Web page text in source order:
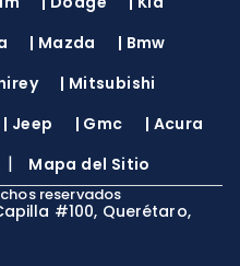
| Mazda | Bmw
| Mitsubishi
| Jeep | Gmc | Acura
| Mapa del Sitio
reservados
#100, Querétaro,